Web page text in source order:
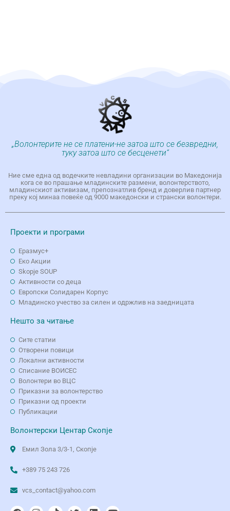
„Волонтерите не се платени-не затоа што се безвредни,
туку затоа што се бесценети“
Ние сме една од водечките невладини организации во Македонија
кога се во прашање младинските размени, волонтерството,
младинскиот активизам, препознатлив бренд и доверлив партнер
преку кој минаа повеќе од 9000 македонски и странски волонтери.
Проекти и програми
Еразмус+
Еко Aкции
Skopje SOUP
Активности со деца
Европски Солидарен Корпус
Младинско учество за силен и одржлив на заедницата
Нешто за читање
Сите статии
Отворени повици
Локални активности
Списание ВОИСЕС
Волонтери во ВЦС
Приказни за волонтерство
Приказни од проекти
Публикации
Волонтерски Центар Скопје
Емил Зола 3/3-1, Скопје
+389 75 243 726
vcs_contact@yahoo.com